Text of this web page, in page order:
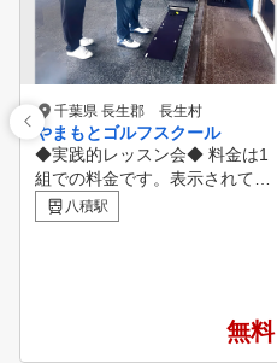
千葉県 長生郡 長生村
やまもとゴルフスクール
◆実践的レッスン会◆ 料金は1
組での料金です。表示されてる
金額÷人数が1名様の料金となり
ます。 【スコアの壁を破れる
ッスンを致します。 初心者は
もちろん、シングルプレイヤー
八積駅
無料